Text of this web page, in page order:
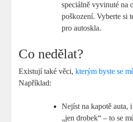
speciálně vyvinuté na
poškození. Vyberte si
pro autoskla.
Co nedělat?
Existují také věci,kterým byste se
Například:
Nejíst na kapotě auta,
„jen drobek“ – to se